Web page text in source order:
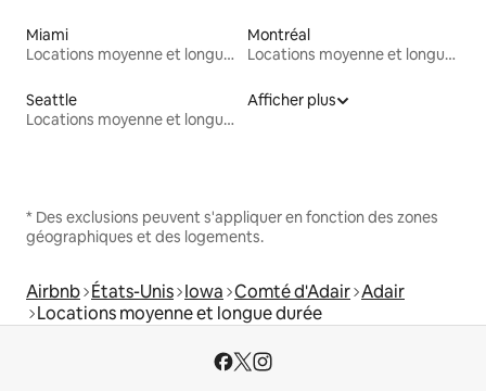
Miami
Locations moyenne et longue durée
Montréal
Locations moyenne et longue durée
Seattle
Locations moyenne et longue durée
Afficher plus
* Des exclusions peuvent s'appliquer en fonction des zones
géographiques et des logements.
Airbnb États-Unis Iowa Comté d'Adair Adair
Locations moyenne et longue durée